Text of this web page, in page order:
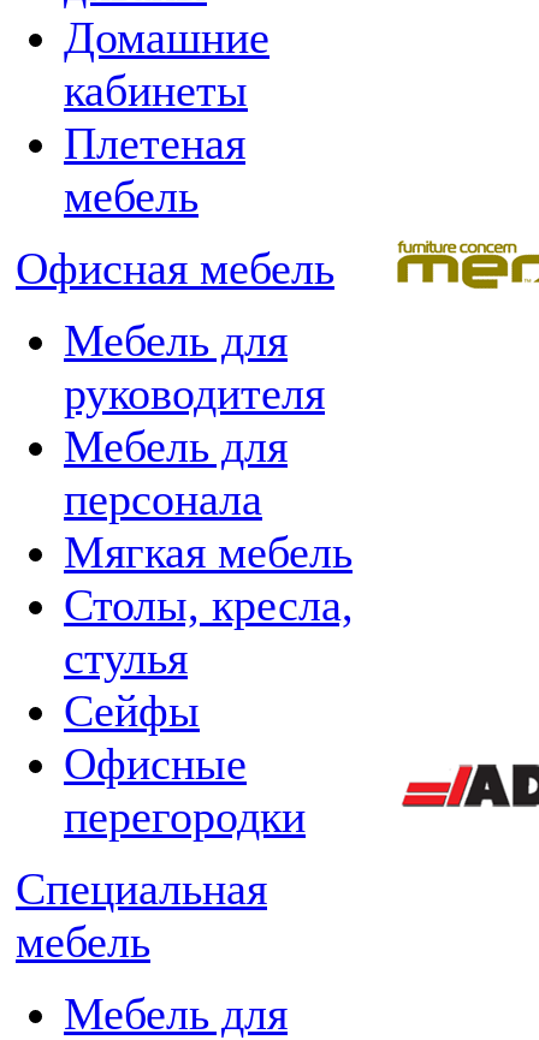
Домашние
кабинеты
Плетеная
мебель
Офисная мебель
Мебель для
руководителя
Мебель для
персонала
Мягкая мебель
Столы, кресла,
стулья
Сейфы
Офисные
перегородки
Специальная
мебель
Мебель для